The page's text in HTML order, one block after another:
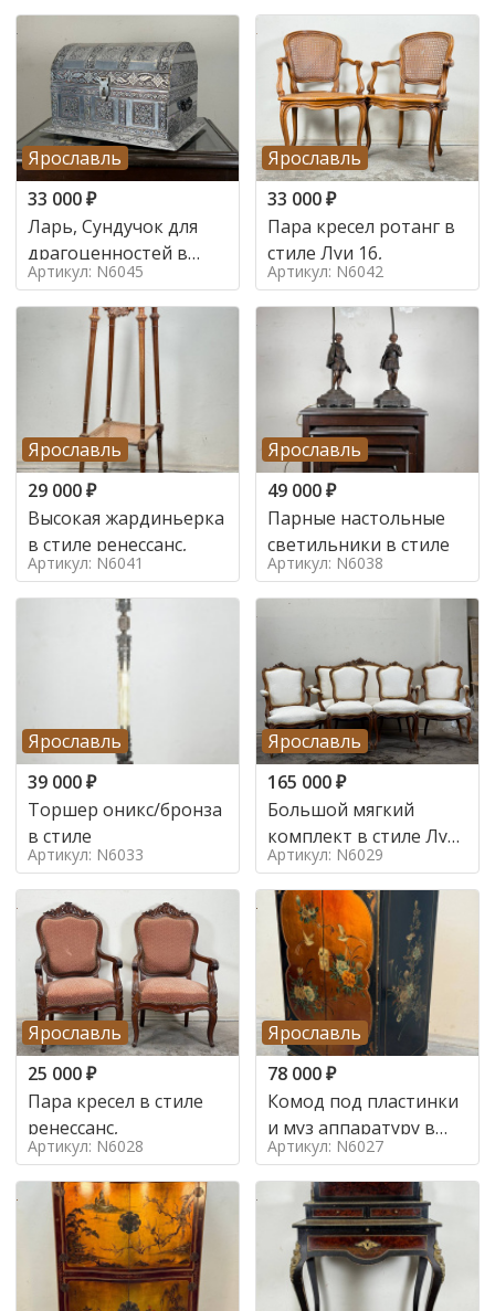
Ярославль
33 000₽
Ларь, Сундучок для
драгоценностей в
стиле
Артикул: N6045
Ярославль
33 000₽
Пара кресел ротанг в
стиле Луи 16,
Артикул: N6042
Ярославль
29 000₽
Высокая жардиньерка
в стиле ренессанс,
Артикул: N6041
Ярославль
49 000₽
Парные настольные
светильники в стиле
Артикул: N6038
Ярославль
39 000₽
Торшер оникс/бронза
в стиле
Артикул: N6033
Ярославль
165 000₽
Большой мягкий
комплект в стиле Луи
в стиле
Артикул: N6029
Ярославль
25 000₽
Пара кресел в стиле
ренессанс,
Артикул: N6028
Ярославль
78 000₽
Комод под пластинки
и муз аппаратуру в
стиле шинуазри,
Артикул: N6027